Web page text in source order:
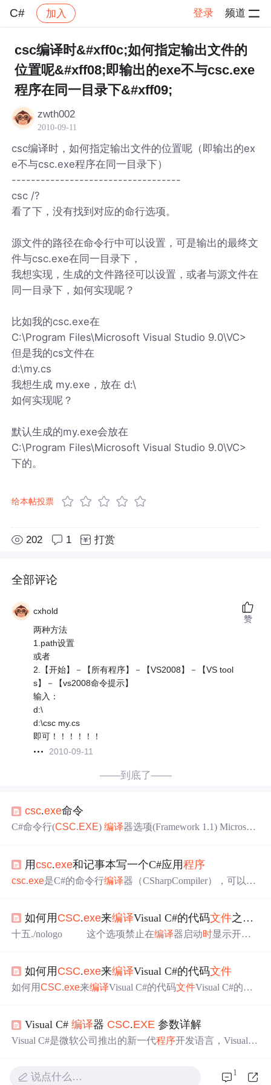
C# 加入 登录 频道
C# 帖子详情
csc编译时&#xff0c;如何指定输出文件的
位置呢&#xff08;即输出的exe不与csc.exe
程序在同一目录下&#xff09;
zwth002
2010-09-11
csc编译时，如何指定输出文件的位置呢（即输出的ex
e不与csc.exe程序在同一目录下）
-----------------------------------
csc /?
看了下，没有找到对应的命行选项。
源文件的路径在命令行中可以设置，可是输出的最终文
件与csc.exe在同一目录下，
我想实现，生成的文件路径可以设置，或者与源文件在
同一目录下，如何实现呢？
比如我的csc.exe在
C:\Program Files\Microsoft Visual Studio 9.0\VC>
但是我的cs文件在
d:\my.cs
我想生成 my.exe，放在 d:\
如何实现呢？
默认生成的my.exe会放在
C:\Program Files\Microsoft Visual Studio 9.0\VC>
下的。
给本帖投票
202 1 打赏
全部评论
cxhold
两种方法
1.path设置
或者
2.【开始】－【所有程序】－【VS2008】－【VS tool
s】－【vs2008命令提示】
输入：
d:\
d:\csc my.cs
即可！！！！！！
2010-09-11
赞
——到底了——
csc.exe命令
C#命令行(CSC.EXE)编译器选项(Framework 1.1) Microsoft
们的C#文件呢？还是回到原始的命令行编译吧。下面我将
把Framework1.1中的编译命令全部介绍一下。 第一部分：
用csc.exe和记事本写一个C#应用程序
csc.exe是C#的命令行编译器（CSharpCompiler），可以 编
csc.exe 只是将用C#语言编写的源程序文件编译成.exe、.dl
l等文件，它只是一个编译器，而IDE提供丰富的调试、运
velopm
如何用 CSC.exe来编译Visual C#的代码文件之四(转)
十五./nologo 这个选项禁止在编译器启动时显示开始
出 文件。用户可以看到任何编译错误和警告。 例子：
如何用 CSC.exe来编译Visual C#的代码文件
如何用CSC.exe来编译Visual C#的代码文件Visual C#的编
译 生成可以直接为计算机所使用的机器语言。虽然Visual C
#的编译器也可以把编写好的程序代码编译成EXE
或者是D
候
Visual C#编译器 CSC.EXE 参数详解
Visual C#是微软公司推出的新一代程序开发语言，Visual C
台。和以往的开发语言相比较，他有更强大功能，更高的
说点什么… 1